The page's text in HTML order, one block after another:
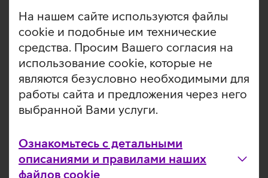
На нашем сайте используются файлы
cookie и подобные им технические
средства. Просим Вашего согласия на
использование cookie, которые не
являются безусловно необходимыми для
работы сайта и предложения через него
выбранной Вами услуги.
Ознакомьтесь с детальными
описаниями и правилами наших
файлов cookie